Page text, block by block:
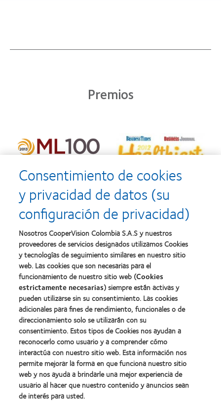
Premios
Nuestros productos
Encuentra tu lente
Tecnología de lentes de contacto
Lentes de contacto y visión
Consentimiento de cookies
y privacidad de datos (su
configuración de privacidad)
Nosotros CooperVision Colombia S.A.S y nuestros
proveedores de servicios designados utilizamos Cookies
y tecnologías de seguimiento similares en nuestro sitio
web. Las cookies que son necesarias para el
funcionamiento de nuestro sitio web (Cookies
estrictamente necesarias) siempre están activas y
pueden utilizarse sin su consentimiento. Las cookies
adicionales para fines de rendimiento, funcionales o de
direccionamiento solo se utilizarán con su
consentimiento. Estos tipos de Cookies nos ayudan a
reconocerlo como usuario y a comprender cómo
interactúa con nuestro sitio web. Esta información nos
permite mejorar la forma en que funciona nuestro sitio
web y nos ayuda a brindarle una mejor experiencia de
usuario al hacer que nuestro contenido y anuncios sean
de interés para usted.